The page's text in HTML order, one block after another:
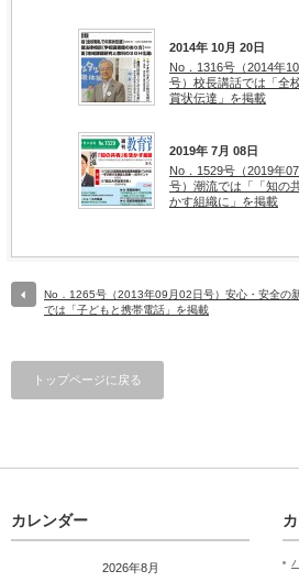
2014年 10月 20日
No．1316号（2014年
号）校長講話では「全
賞状伝達」を掲載
2019年 7月 08日
No．1529号（2019年
号）潮流では「「知の
かす組織に」を掲載
No．1265号（2013年09月02日号）安心・安全の
では「子どもと携帯電話」を掲載
トップページに戻る
カレンダー
2026年8月